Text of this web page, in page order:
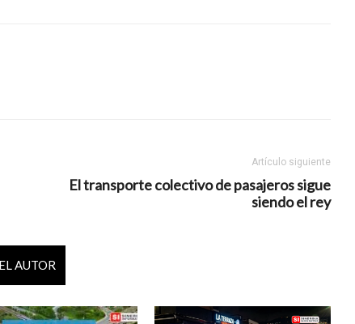
Artículo siguiente
El transporte colectivo de pasajeros sigue
siendo el rey
AUTOR